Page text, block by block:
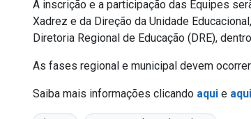
A inscrição e a participação das Equipes
Xadrez e da Direção da Unidade
Diretoria Regional de Educação (DRE),
As fases regional e municipal devem
Saiba mais informações clicando aqui e aqui